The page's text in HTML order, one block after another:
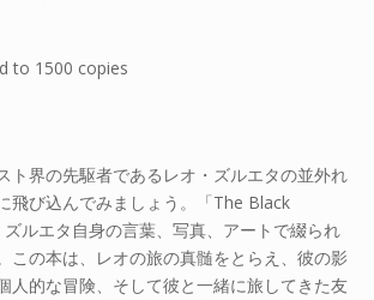
to 1500 copies
ト界の先駆者であるレオ・ズルエタの並外れ
飛び込んでみましょう。「The Black
ルエタ自身の言葉、写真、アートで綴られ
この本は、レオの旅の真髄をとらえ、彼の影
人的な冒険、そして彼と一緒に旅してきた友